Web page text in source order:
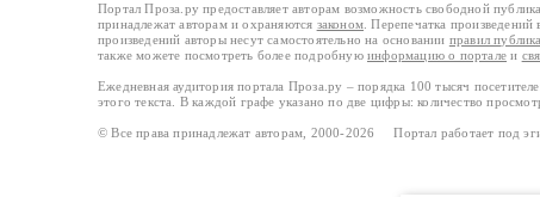
Портал Проза.ру предоставляет авторам возможность свободной
принадлежат авторам и охраняются законом . Перепечатка
произведений авторы несут самостоятельно на основании правил
также можете посмотреть более подробную информацию о портале и
Ежедневная аудитория портала Проза.ру – порядка 100 тысяч
этого текста. В каждой графе указано по две цифры: количество
© Все права принадлежат авторам, 2000-2026 Портал работает под